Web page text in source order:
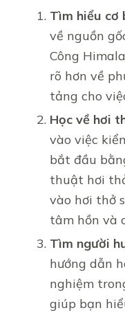
Tìm hiểu cơ
về nguồn
Công
rõ hơn về
tảng cho
Học về hơi
vào việc
bắt đầu
thuật hơi
vào hơi thở
tâm hồn và
Tìm người
hướng dẫn
nghiệm
giúp bạn